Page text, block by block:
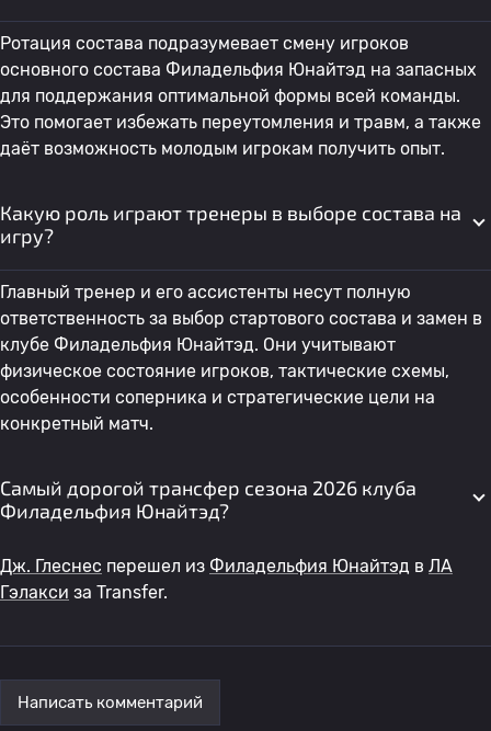
Ротация состава подразумевает смену игроков
основного состава Филадельфия Юнайтэд на запасных
для поддержания оптимальной формы всей команды.
Это помогает избежать переутомления и травм, а также
даёт возможность молодым игрокам получить опыт.
Какую роль играют тренеры в выборе состава на
игру?
Главный тренер и его ассистенты несут полную
ответственность за выбор стартового состава и замен в
клубе Филадельфия Юнайтэд. Они учитывают
физическое состояние игроков, тактические схемы,
особенности соперника и стратегические цели на
конкретный матч.
Самый дорогой трансфер сезона 2026 клуба
Филадельфия Юнайтэд?
Дж. Глеснес перешел из Филадельфия Юнайтэд в ЛА
Гэлакси за Transfer.
Написать комментарий